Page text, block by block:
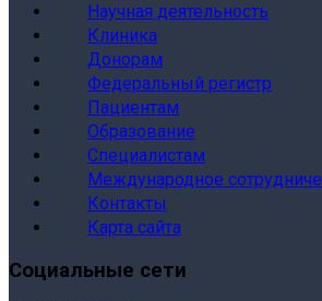
Научная деятельность
Клиника
Донорам
Федеральный регистр
Пациентам
Образование
Специалистам
Международное
Контакты
Карта сайта
Социальные сети